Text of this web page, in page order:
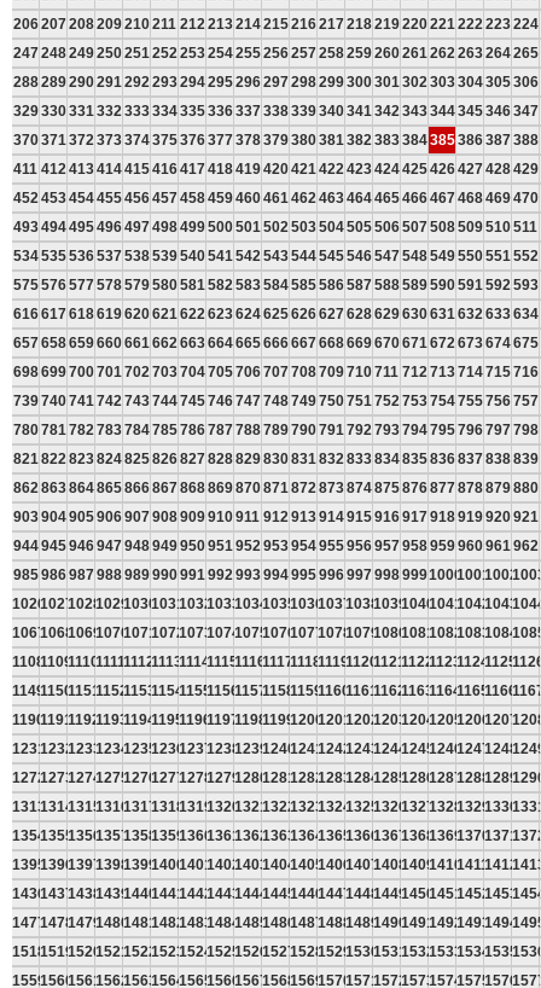
206207208209210211 212 213214215216217218219220221 222 223224
247248249250251 252 253254255256257258259260261 262 263264265
288289290291 292 293294295296297298299300301 302 303304305306
329330331 332 333334335336337338339340341 342 343344345346347
370371 372 373374375376377378379380381 382 383384385386387388
411 412 413414415416417418419420421 422 423424425426427428429
452 453454455456457458459460461 462 463464465466467468469470
493494495496497498499500501 502 503504505506507508509510511
534535536537538539540541 542 543544545546547548549550551 552
575576577578579580581 582 583584585586587588589590591 592 593
616617618619620621 622 623624625626627628629630631 632 633634
657658659660661 662 663664665666667668669670671 672 673674675
698699700701 702 703704705706707708709710711 712 713714715716
739740741 742 743744745746747748749750751 752 753754755756757
780781 782 783784785786787788789790791 792 793794795796797798
821 822 823824825826827828829830831 832 833834835836837838839
862 863864865866867868869870871 872 873874875876877878879880
903904905906907908909910911 912 913914915916917918919920921
944945946947948949950951 952 953954955956957958959960961 962
985986987988989990991 992 993994995996997998999100010011002
102610271028102910301031103210331034103510361037103810391040104110421043
106710681069107010711072107310741075107610771078107910801081108210831084
110811091110111111121113111411151116111711181119112011211122112311241125
114911501151115211531154115511561157115811591160116111621163116411651166
119011911192119311941195119611971198119912001201120212031204120512061207
123112321233123412351236123712381239124012411242124312441245124612471248
127212731274127512761277127812791280128112821283128412851286128712881289
131313141315131613171318131913201321132213231324132513261327132813291330
135413551356135713581359136013611362136313641365136613671368136913701371
139513961397139813991400140114021403140414051406140714081409141014111412
143614371438143914401441144214431444144514461447144814491450145114521453
147714781479148014811482148314841485148614871488148914901491149214931494
151815191520152115221523152415251526152715281529153015311532153315341535
155915601561156215631564156515661567156815691570157115721573157415751576